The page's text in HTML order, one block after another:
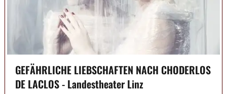
GEFÄHRLICHE LIEBSCHAFTEN NACH CHODERLOS
DE LACLOS - Landestheater Linz